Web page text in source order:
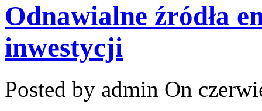
Odnawialne źródła
inwestycji
Posted by admin On